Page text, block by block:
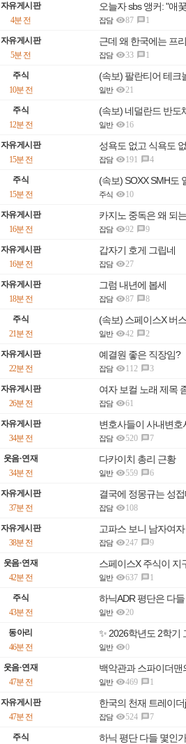
자유게시판 오늘자 sbs 앵커: "애
4분 전 잡담 87 1
자유게시판 근데 왜 한국에는 프
5분 전 잡담 33 1
주식 (속보) 팔란티어 테크
10분 전 일반 21
주식 (속보) 네덜란드 반도
12분 전 일반 16
자유게시판 성욕도 없고 식욕도
15분 전 잡담 191 4
주식 (속보) SOXX SMH도
15분 전 주식 10
자유게시판 카지노 중독은 왜 되
16분 전 잡담 92 9
자유게시판 갑자기 호게 그립네
16분 전 잡담 27
자유게시판 그럼 내년에 봅세
18분 전 잡담 87 8
주식 (속보) 스페이스X 버
21분 전 일반 42 2
자유게시판 예결원 좋은 직장임?
22분 전 잡담 112 3
자유게시판 여자 보컬 노래 제목
26분 전 잡담 61
자유게시판 변호사들이 사내변
34분 전 잡담 520 7
웃음·연재 다카이치 총리 근황
34분 전 일반 559 6
자유게시판 결국에 정몽규는 성
37분 전 잡담 108
자유게시판 고파스 보니 남자여
38분 전 잡담 247 9
웃음·연재 스페이스X 주식이 지
42분 전 일반 637 1
주식 하닉ADR 평단은 다
43분 전 일반 20
동아리 ✨ 2026학년도 2학기
46분 전 일반 0
웃음·연재 백악관과 스파이더맨
47분 전 일반 469 1
자유게시판 한국의 천재 트레이더
47분 전 잡담 524 7
주식 하닉 평단 다들 몇인